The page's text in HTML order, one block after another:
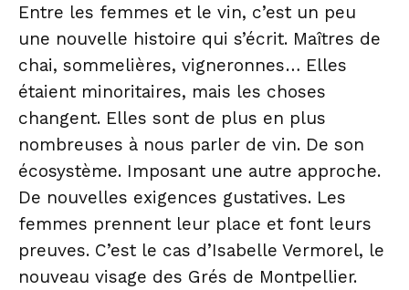
Entre les femmes et le vin, c’est un peu
une nouvelle histoire qui s’écrit. Maîtres de
chai, sommelières, vigneronnes… Elles
étaient minoritaires, mais les choses
changent. Elles sont de plus en plus
nombreuses à nous parler de vin. De son
écosystème. Imposant une autre approche.
De nouvelles exigences gustatives. Les
femmes prennent leur place et font leurs
preuves. C’est le cas d’Isabelle Vermorel, le
nouveau visage des Grés de Montpellier.